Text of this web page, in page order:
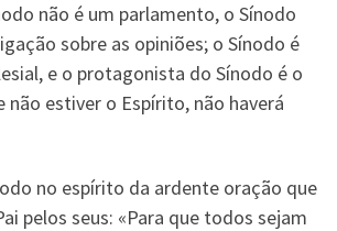
não é um parlamento, o Sínodo
sobre as opiniões; o Sínodo é
e o protagonista do Sínodo é o
não estiver o Espírito, não haverá
no espírito da ardente oração que
pelos seus: «Para que todos sejam